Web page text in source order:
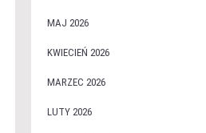
MAJ 2026
KWIECIEŃ 2026
MARZEC 2026
LUTY 2026